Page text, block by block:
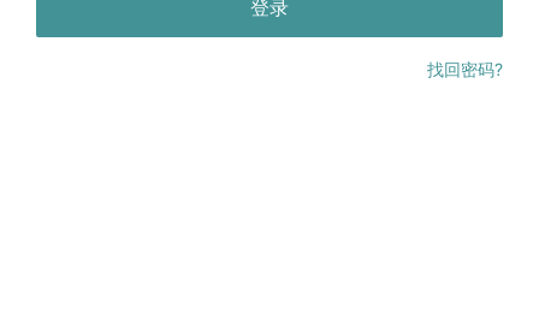
登录
找回密码?